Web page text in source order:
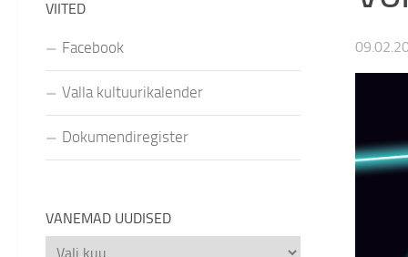
VIITED
Facebook
Valla kultuurikalender
Dokumendiregister
VANEMAD UUDISED
Vanemad